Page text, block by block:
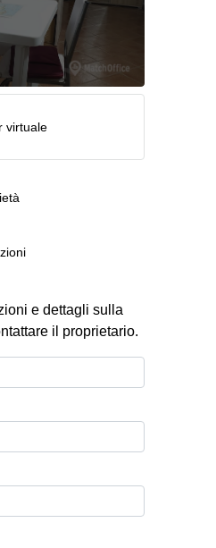
virtuale
e dettagli sulla
il proprietario.